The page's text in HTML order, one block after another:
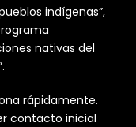
indígenas”,
nativas del
rápidamente.
contacto inicial